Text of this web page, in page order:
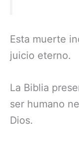
Esta muerte
juicio eterno.
La Biblia
ser humano
Dios.